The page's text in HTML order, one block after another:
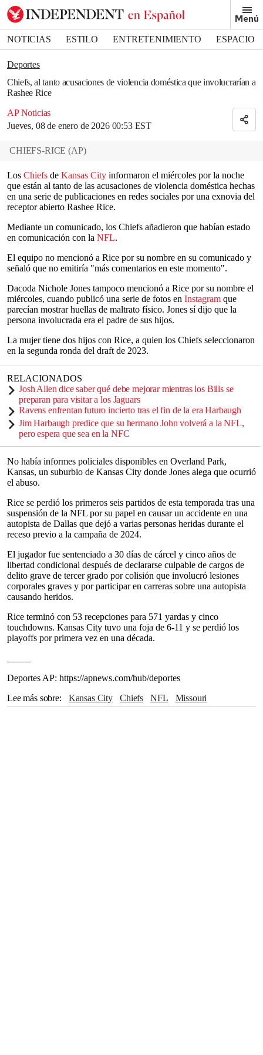
Menú
NOTICIAS ESTILO ENTRETENIMIENTO
ESPACIO
DEPORTES
Deportes
Chiefs, al tanto acusaciones de violencia doméstica que involucrarían a
Rashee Rice
AP Noticias
Jueves, 08 de enero de 2026 00:53 EST
Bookmark popover
Removed from bookmarks
Close popover
CHIEFS-RICE (AP)
Los Chiefs de Kansas City informaron el miércoles por la noche
que están al tanto de las acusaciones de violencia doméstica hechas
en una serie de publicaciones en redes sociales por una exnovia del
receptor abierto Rashee Rice.
Mediante un comunicado, los Chiefs añadieron que habían estado
en comunicación con la NFL.
El equipo no mencionó a Rice por su nombre en su comunicado y
señaló que no emitiría "más comentarios en este momento".
Dacoda Nichole Jones tampoco mencionó a Rice por su nombre el
miércoles, cuando publicó una serie de fotos en Instagram que
parecían mostrar huellas de maltrato físico. Jones sí dijo que la
persona involucrada era el padre de sus hijos.
La mujer tiene dos hijos con Rice, a quien los Chiefs seleccionaron
en la segunda ronda del draft de 2023.
RELACIONADOS
Josh Allen dice saber qué debe mejorar mientras los Bills se
preparan para visitar a los Jaguars
Ravens enfrentan futuro incierto tras el fin de la era Harbaugh
Jim Harbaugh predice que su hermano John volverá a la NFL,
pero espera que sea en la NFC
No había informes policiales disponibles en Overland Park,
Kansas, un suburbio de Kansas City donde Jones alega que ocurrió
el abuso.
Rice se perdió los primeros seis partidos de esta temporada tras una
suspensión de la NFL por su papel en causar un accidente en una
autopista de Dallas que dejó a varias personas heridas durante el
receso previo a la campaña de 2024.
El jugador fue sentenciado a 30 días de cárcel y cinco años de
libertad condicional después de declararse culpable de cargos de
delito grave de tercer grado por colisión que involucró lesiones
corporales graves y por participar en carreras sobre una autopista
causando heridos.
Rice terminó con 53 recepciones para 571 yardas y cinco
touchdowns. Kansas City tuvo una foja de 6-11 y se perdió los
playoffs por primera vez en una década.
Deportes AP: https://apnews.com/hub/deportes
Lee más sobre
Kansas City Chiefs NFL
Missouri